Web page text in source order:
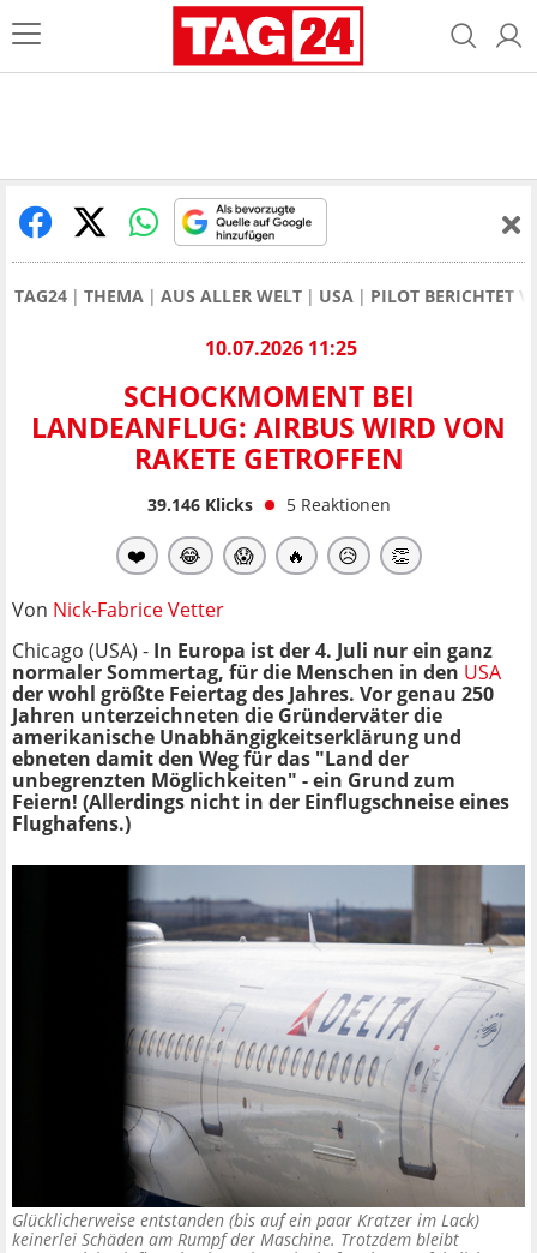
TAG24 THEMA AUS ALLER WELT USA PILOT BERICHTET
10.07.2026 11:25
SCHOCKMOMENT BEI
LANDEANFLUG: AIRBUS WIRD VON
RAKETE GETROFFEN
39.146Klicks 5 Reaktionen
❤️ 😂 😱 🔥 😥 👏
Von Nick-Fabrice Vetter
Chicago (USA) - In Europa ist der 4. Juli nur ein ganz
normaler Sommertag, für die Menschen in den USA
der wohl größte Feiertag des Jahres. Vor genau 250
Jahren unterzeichneten die Gründerväter die
amerikanische Unabhängigkeitserklärung und
ebneten damit den Weg für das "Land der
unbegrenzten Möglichkeiten" - ein Grund zum
Feiern! (Allerdings nicht in der Einflugschneise eines
Flughafens.)
Glücklicherweise entstanden (bis auf ein paar Kratzer im Lack)
keinerlei Schäden am Rumpf der Maschine. Trotzdem bleibt